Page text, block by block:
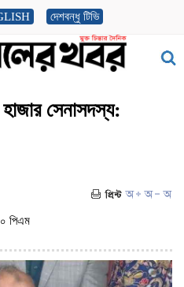
দেশবন্ধু টিভি
হাজার সেনাসদস্য:
পিএম